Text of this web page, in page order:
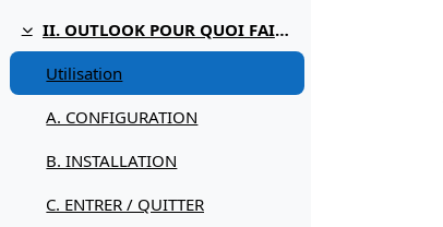
Replier
II. OUTLOOK POUR QUOI FAIRE
Utilisation
A. CONFIGURATION
B. INSTALLATION
C. ENTRER / QUITTER